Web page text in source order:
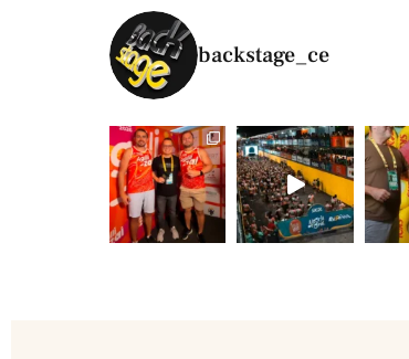
backstage_ce